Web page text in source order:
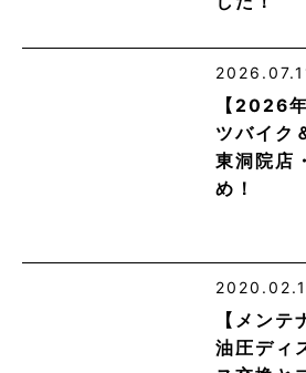
【2026
ツバイク
東洞院店
め！
【メン
油圧ディ